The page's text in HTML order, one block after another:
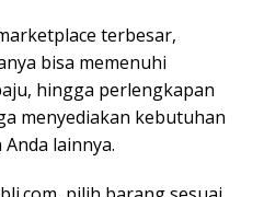
terbesar,
bisa memenuhi
hingga perlengkapan
menyediakan kebutuhan
lainnya.